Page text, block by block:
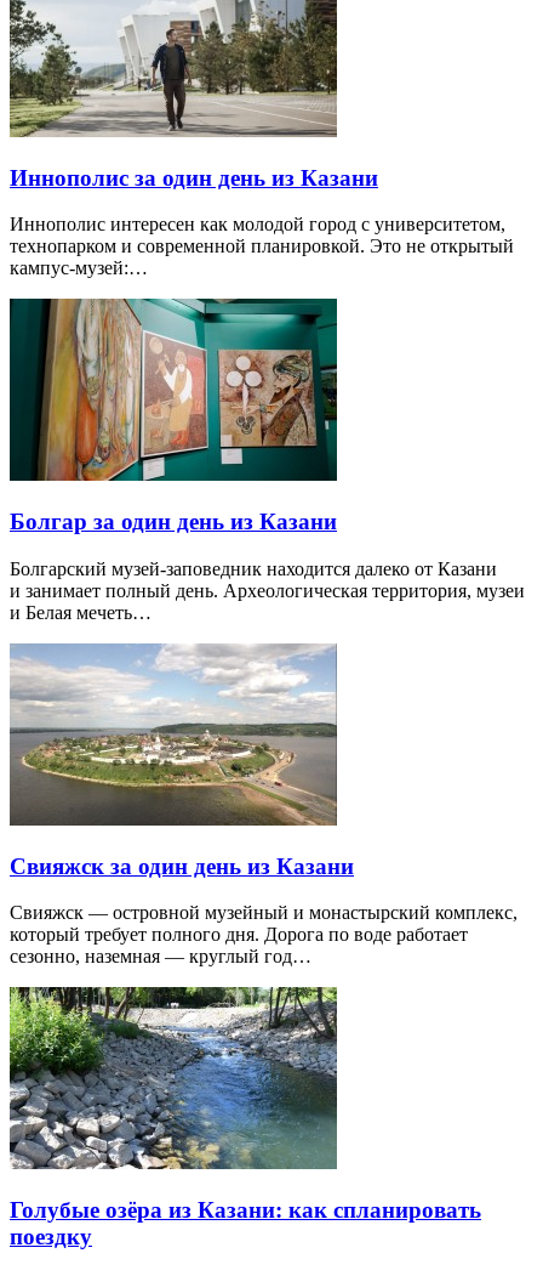
Иннополис за один день из Казани
Иннополис интересен как молодой город с университетом,
технопарком и современной планировкой. Это не открытый
кампус-музей:…
Болгар за один день из Казани
Болгарский музей-заповедник находится далеко от Казани
и занимает полный день. Археологическая территория, музеи
и Белая мечеть…
Свияжск за один день из Казани
Свияжск — островной музейный и монастырский комплекс,
который требует полного дня. Дорога по воде работает
сезонно, наземная — круглый год…
Голубые озёра из Казани: как спланировать
поездку